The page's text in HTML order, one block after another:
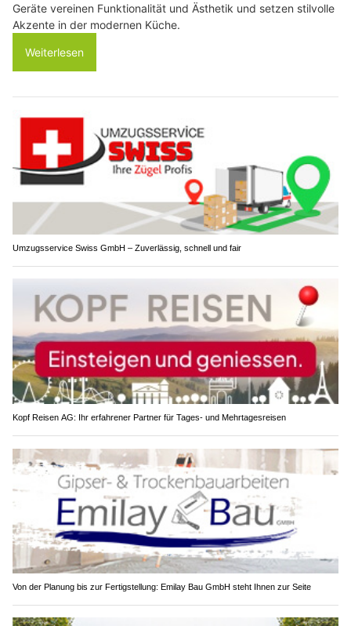
Geräte vereinen Funktionalität und Ästhetik und setzen stilvolle
Akzente in der modernen Küche.
Weiterlesen
Umzugsservice Swiss GmbH – Zuverlässig, schnell und fair
Kopf Reisen AG: Ihr erfahrener Partner für Tages- und Mehrtagesreisen
Von der Planung bis zur Fertigstellung: Emilay Bau GmbH steht Ihnen zur Seite